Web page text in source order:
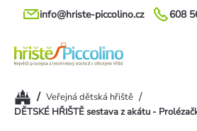
Přejít
608
info@hriste-piccolino.cz
Domů/ Veřejná dětská hřiště /
DĚTSKÉ HŘIŠTĚ sestava z akátu -